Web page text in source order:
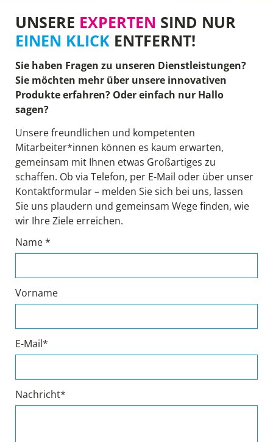
UNSERE EXPERTEN SIND NUR
EINEN KLICK ENTFERNT!
Sie haben Fragen zu unseren Dienstleistungen?
Sie möchten mehr über unsere innovativen
Produkte erfahren? Oder einfach nur Hallo
sagen?
Unsere freundlichen und kompetenten
Mitarbeiter*innen können es kaum erwarten,
gemeinsam mit Ihnen etwas Großartiges zu
schaffen. Ob via Telefon, per E-Mail oder über unser
Kontaktformular – melden Sie sich bei uns, lassen
Sie uns plaudern und gemeinsam Wege finden, wie
wir Ihre Ziele erreichen.
Name *
Vorname
E-Mail*
Nachricht*